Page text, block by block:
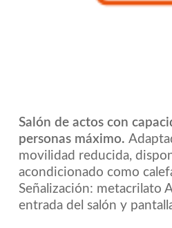
Salón de actos con
personas máximo.
movilidad reducida,
acondicionado como
Señalización: metacrilato
entrada del salón y